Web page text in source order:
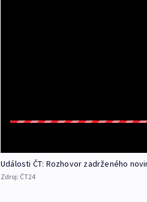
Události ČT: Rozhovor zadrženého
Zdroj: ČT24